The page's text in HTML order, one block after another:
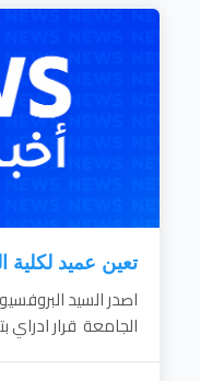
اقامة الصلات
مراكز البحوث
والمنظمات ذات
الإسهام فى
تقديم البرامج
نشر الوعي
تعين عميد لكلية
اصدر السيد
الجامعة قرار ادراي